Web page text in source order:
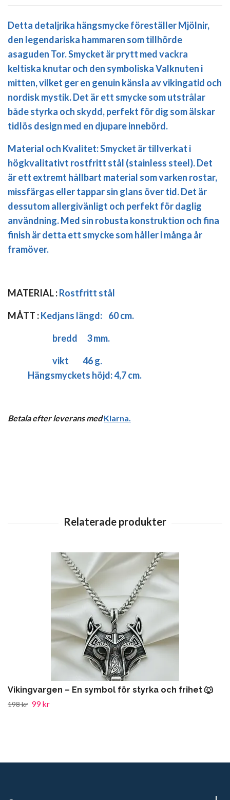
Detta detaljrika hängsmycke föreställer Mjölnir,
den legendariska hammaren som tillhörde
asaguden Tor. Smycket är prytt med vackra
keltiska knutar och den symboliskaValknuten i
mitten, vilket ger en genuin känsla av vikingatid och
nordisk mystik. Det är ett smycke som utstrålar
både styrka och skydd, perfekt för dig som älskar
tidlös design med en djupare innebörd.
Material och Kvalitet:Smycket är tillverkat i
högkvalitativt rostfritt stål (stainless steel). Det
är ett extremt hållbart material som varken rostar,
missfärgas eller tappar sin glans över tid. Det är
dessutom allergivänligt och perfekt för daglig
användning. Med sin robusta konstruktion och fina
finish är detta ett smycke som håller i många år
framöver.
MATERIAL :Rostfritt stål
MÅTT :Kedjans längd: 60 cm.
bredd 3 mm.
vikt 46 g.
Hängsmyckets höjd: 4,7 cm.
Betala efter leverans med Klarna.
Vikingvargen – En symbol för styrka och frihet 🐺
198 kr 99 kr